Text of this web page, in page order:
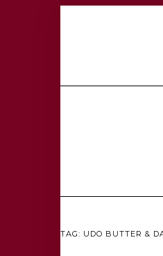
TAG: UDO BUTTER &